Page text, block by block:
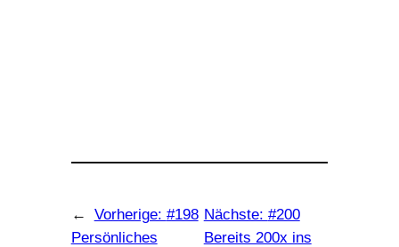
← Vorherige: #198
Persönliches
Nächste: #200
Bereits 200x ins